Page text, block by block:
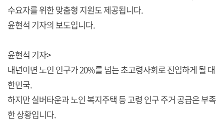
수요자를 위한 맞춤형 지원도 제공됩니다.
윤현석 기자의 보도입니다.
윤현석 기자>
내년이면 노인 인구가 20%를 넘는 초고령사회로 진입하게 될 대
한민국.
하지만 실버타운과 노인 복지주택 등 고령 인구 주거 공급은 부족
한 상황입니다.